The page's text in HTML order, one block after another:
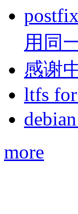
用同
感谢
ltfs
more